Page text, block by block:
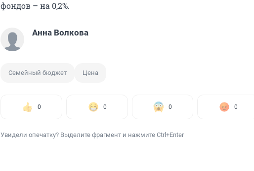
фондов – на 0,2%.
Анна Волкова
Семейный бюджет Цена
0 0 0 0
Увидели опечатку? Выделите фрагмент и нажмите Ctrl+Enter